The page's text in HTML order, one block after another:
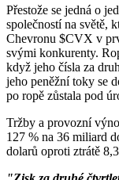
Přestože se jedná o
společností na světě,
Chevronu $CVX v
svými konkurenty.
když jeho čísla za
jeho peněžní toky se
po ropě zůstala pod
Tržby a provozní
127 % na 36 miliard
dolarů oproti ztrátě